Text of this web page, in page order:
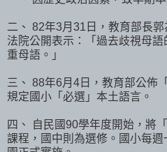
二、 82年3月31日，教育部長
法院公開表示：「過去歧視母
重母語。」
三、 88年6月4日，教育部公佈
規定國小「必選」本土語言。
四、 自民國90學年度開始，將
課程，國中則為選修。國小每